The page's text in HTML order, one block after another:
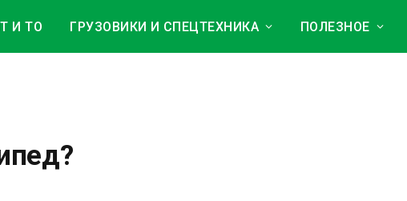
И ТО ГРУЗОВИКИ И СПЕЦТЕХНИКА ПОЛЕЗНОЕ